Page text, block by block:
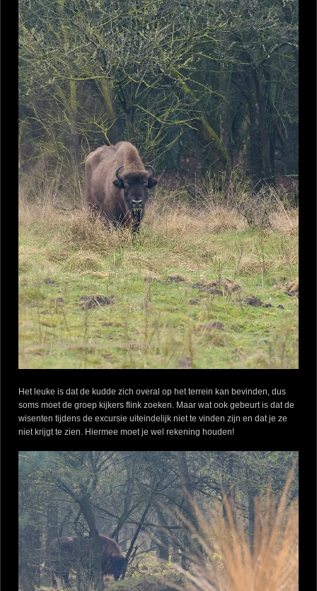
Het leuke is dat de kudde zich overal op het terrein kan bevinden, dus
soms moet de groep kijkers flink zoeken. Maar wat ook gebeurt is dat de
wisenten tijdens de excursie uiteindelijk niet te vinden zijn en dat je ze
niet krijgt te zien. Hiermee moet je wel rekening houden!